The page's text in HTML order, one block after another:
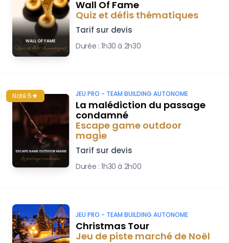
Wall Of Fame
Quiz et défis thématiques
Tarif sur devis
Durée :1h30 à 2h30
Noté 5★ JEU PRO - TEAM BUILDING AUTONOME
La malédiction du passage
condamné
Escape game outdoor
magie
Tarif sur devis
Durée :1h30 à 2h00
JEU PRO - TEAM BUILDING AUTONOME
Christmas Tour
Jeu de piste marché de Noël